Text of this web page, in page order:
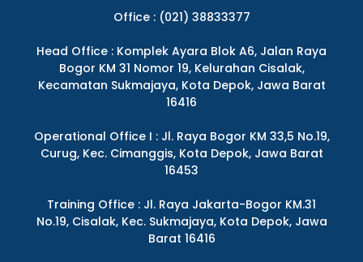
Office : (021) 38833377
Head Office : Komplek Ayara Blok A6, Jalan Raya
Bogor KM 31 Nomor 19, Kelurahan Cisalak,
Kecamatan Sukmajaya, Kota Depok, Jawa Barat
16416
Operational Office I : Jl. Raya Bogor KM 33,5 No.19,
Curug, Kec. Cimanggis, Kota Depok, Jawa Barat
16453
Training Office : Jl. Raya Jakarta-Bogor KM.31
No.19, Cisalak, Kec. Sukmajaya, Kota Depok, Jawa
Barat 16416